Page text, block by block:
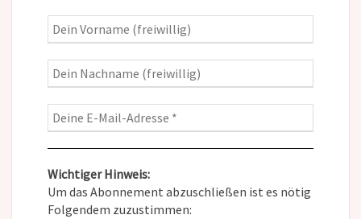
Wichtiger Hinweis:
Um das Abonnement abzuschließen ist es nötig
Folgendem zuzustimmen: